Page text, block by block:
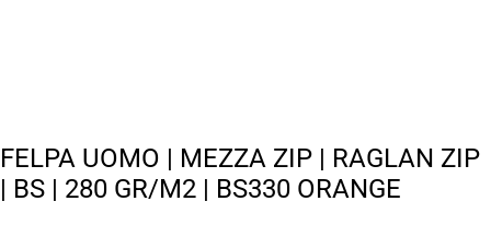
FELPA UOMO | MEZZA ZIP | RAGLAN ZIP
| BS | 280 GR/M2 | BS330 ORANGE